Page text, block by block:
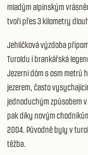
mladým alpínským
tvoří přes 3 kilometry
Jehličková výzdoba
Turoldu i brankářská
Jezerní dóm s osm metrů
jezerem, často
jednoduchým způsobem
pak díky novým
2004. Původně byly v
těžba.